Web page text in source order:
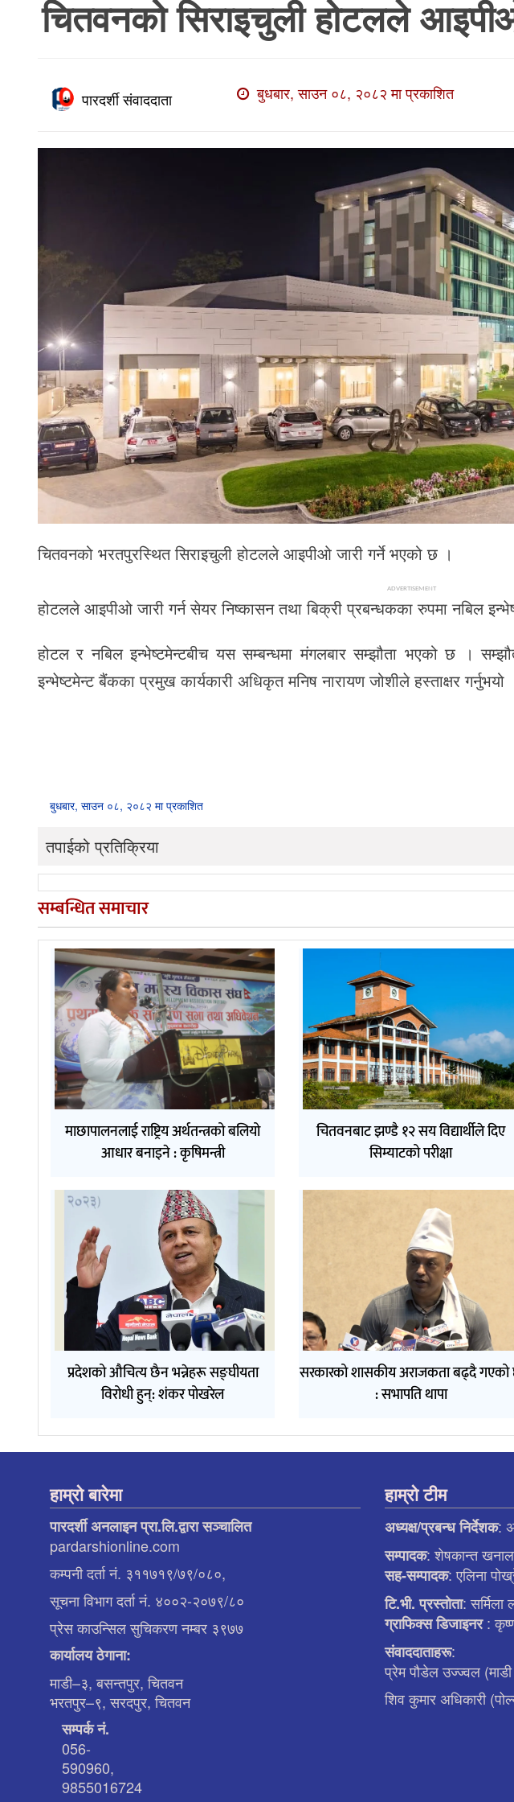
चितवनको सिराइचुली होटलले
पारदर्शी संवाददाता बुधबार, साउन ०८, २०८२ मा प्रकाशित
चितवनको भरतपुरस्थित सिराइचुली होटलले आइपीओ जारी गर्ने भएको छ ।
ADVERTISEMENT
होटलले आइपीओ जारी गर्न सेयर निष्कासन तथा बिक्री प्रबन्धकका रुपमा नबिल
होटल र नबिल इन्भेष्टमेन्टबीच यस सम्बन्धमा मंगलबार सम्झौता भएको छ ।
इन्भेष्टमेन्ट बैंकका प्रमुख कार्यकारी अधिकृत मनिष नारायण जोशीले हस्ताक्षर गर्नुभयो
बुधबार, साउन ०८, २०८२ मा प्रकाशित
तपाईको प्रतिक्रिया
सम्बन्धित समाचार
माछापालनलाई राष्ट्रिय अर्थतन्त्रको बलियो
आधार बनाइने : कृषिमन्त्री
चितवनबाट झण्डै १२ सय विद्यार्थीले दिए
सिम्याटको परीक्षा
प्रदेशको औचित्य छैन भन्नेहरू सङ्घीयता
विरोधी हुन्: शंकर पोखरेल
सरकारको शासकीय अराजकता बढ्दै
: सभापति थापा
हाम्रो बारेमा
पारदर्शी अनलाइन प्रा.लि.द्वारा सञ्चालित
pardarshionline.com
कम्पनी दर्ता नं. ३११७१९/७९/०८०,
सूचना विभाग दर्ता नं. ४००२-२०७९/८०
प्रेस काउन्सिल सुचिकरण नम्बर ३९७७
कार्यालय ठेगाना:
माडी–३, बसन्तपुर, चितवन
भरतपुर–९, सरदपुर, चितवन
सम्पर्क नं.
056-
590960,
9855016724
हाम्रो टीम
अध्यक्ष/प्रबन्ध निर्देशक:
सम्पादक: शेषकान्त खनाल
सह-सम्पादक: एलिना
टि.भी. प्रस्ताेता: सर्मिला
ग्राफिक्स डिजाइनर:
संवाददाताहरू:
प्रेम पौडेल उज्ज्वल (माडी
शिव कुमार अधिकारी